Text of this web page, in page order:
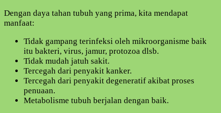
Dengan daya tahan tubuh yang prima, kita mendapat
manfaat:
Tidak gampang terinfeksi oleh mikroorganisme baik
itu bakteri, virus, jamur, protozoa dlsb.
Tidak mudah jatuh sakit.
Tercegah dari penyakit kanker.
Tercegah dari penyakit degeneratif akibat proses
penuaan.
Metabolisme tubuh berjalan dengan baik.